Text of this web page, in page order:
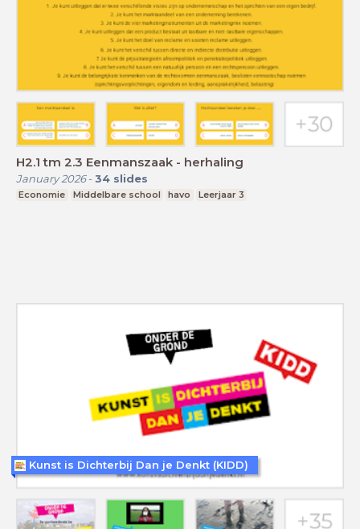
H2.1 tm 2.3 Eenmanszaak - herhaling
January 2026- 34 slides
Economie Middelbare school havo Leerjaar 3
Kunst is Dichterbij Dan je Denkt (KIDD)